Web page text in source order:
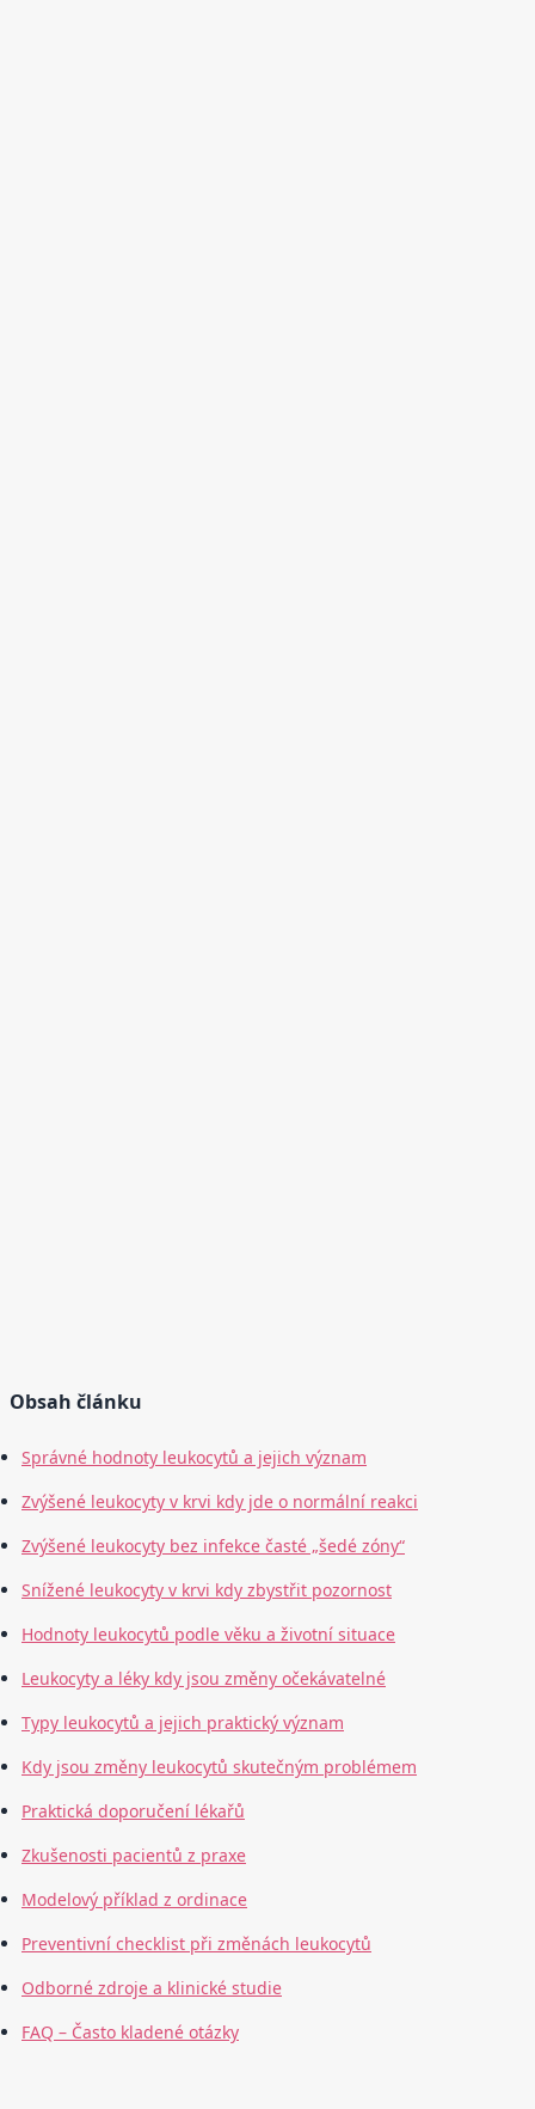
Obsah článku
Správné hodnoty leukocytů a jejich význam
Zvýšené leukocyty v krvi kdy jde o normální reakci
Zvýšené leukocyty bez infekce časté „šedé zóny“
Snížené leukocyty v krvi kdy zbystřit pozornost
Hodnoty leukocytů podle věku a životní situace
Leukocyty a léky kdy jsou změny očekávatelné
Typy leukocytů a jejich praktický význam
Kdy jsou změny leukocytů skutečným problémem
Praktická doporučení lékařů
Zkušenosti pacientů z praxe
Modelový příklad z ordinace
Preventivní checklist při změnách leukocytů
Odborné zdroje a klinické studie
FAQ – Často kladené otázky